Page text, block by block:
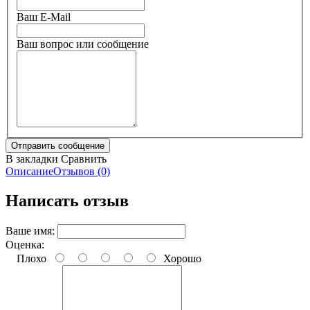
Ваш E-Mail
Ваш вопрос или сообщение
В закладки Сравнить
ОписаниеОтзывов (0)
Написать отзыв
Ваше имя:
Оценка:
Плохо
Хорошо